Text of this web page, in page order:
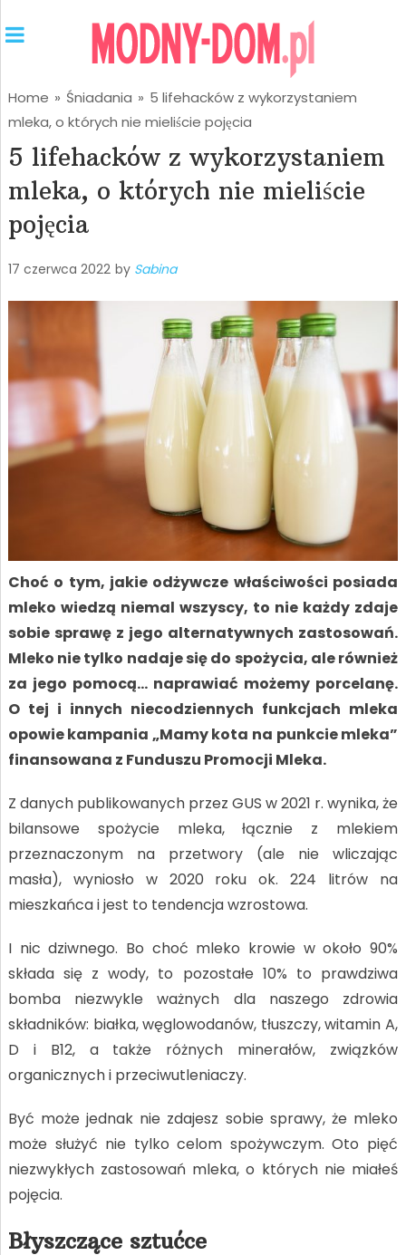
Home » Śniadania » 5 lifehacków z wykorzystaniem
mleka, o których nie mieliście pojęcia
5 lifehacków z wykorzystaniem
mleka, o których nie mieliście
pojęcia
17 czerwca 2022 by Sabina
Choć o tym, jakie odżywcze właściwości posiada
mleko wiedzą niemal wszyscy, to nie każdy zdaje
sobie sprawę z jego alternatywnych zastosowań.
Mleko nie tylko nadaje się do spożycia, ale również
za jego pomocą… naprawiać możemy porcelanę.
O tej i innych niecodziennych funkcjach mleka
opowie kampania „Mamy kota na punkcie mleka”
finansowana z Funduszu Promocji Mleka.
Z danych publikowanych przez GUS w 2021 r. wynika, że
bilansowe spożycie mleka, łącznie z mlekiem
przeznaczonym na przetwory (ale nie wliczając
masła), wyniosło w 2020 roku ok. 224 litrów na
mieszkańca i jest to tendencja wzrostowa.
I nic dziwnego. Bo choć mleko krowie w około 90%
składa się z wody, to pozostałe 10% to prawdziwa
bomba niezwykle ważnych dla naszego zdrowia
składników: białka, węglowodanów, tłuszczy, witamin A,
D i B12, a także różnych minerałów, związków
organicznych i przeciwutleniaczy.
Być może jednak nie zdajesz sobie sprawy, że mleko
może służyć nie tylko celom spożywczym. Oto pięć
niezwykłych zastosowań mleka, o których nie miałeś
pojęcia.
Błyszczące sztućce